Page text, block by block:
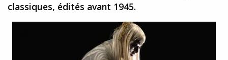
classiques, édités avant 1945.